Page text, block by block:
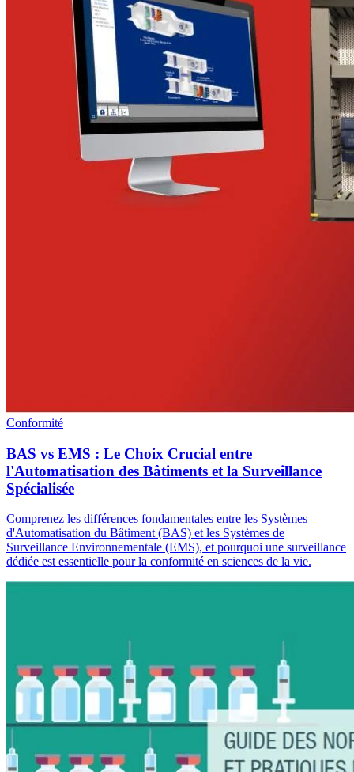
Conformité
BAS vs EMS : Le Choix Crucial entre
l'Automatisation des Bâtiments et la Surveillance
Spécialisée
Comprenez les différences fondamentales entre les Systèmes
d'Automatisation du Bâtiment (BAS) et les Systèmes de
Surveillance Environnementale (EMS), et pourquoi une surveillance
dédiée est essentielle pour la conformité en sciences de la vie.